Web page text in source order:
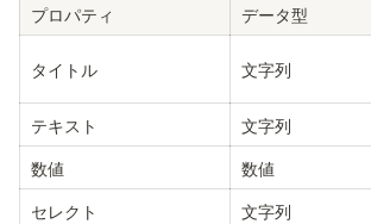
プロパティ データ型
タイトル 文字列
テキスト
文字列
数値
数値
セレクト
文字列